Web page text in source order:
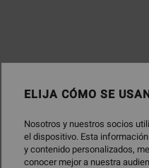
ELIJA CÓMO SE
Nosotros y nuestros socios
el dispositivo. Esta
y contenido personalizados,
conocer mejor a nuestra